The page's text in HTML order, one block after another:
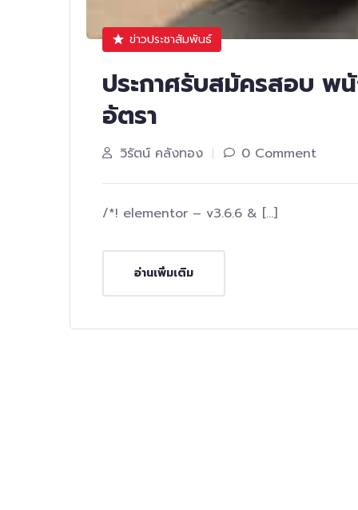
ข่าวประชาสัมพันธ์
ประกาศรับสมัครสอบ พนั
อัตรา
วิรัตน์ คลังทอง 0 Comment
/*! elementor – v3.6.6 & […]
อ่านเพิ่มเติม